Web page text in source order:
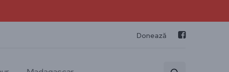
Donează